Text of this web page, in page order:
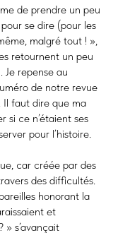
de prendre un peu
se dire (pour les
malgré tout ! »,
retournent un peu
repense au
de notre revue
faut dire que ma
si ce n’étaient ses
pour l’histoire.
car créée par des
des difficultés.
honorant la
et
» s’avançait